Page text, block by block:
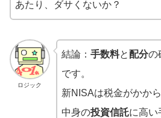
あたり、ダサくないか？
ロジック
結論： 手数料と配分の
です。
新NISAは税金がかか
中身の投資信託に高い